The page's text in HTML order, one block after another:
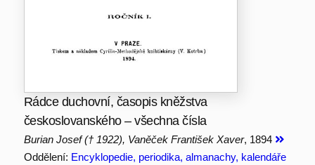
Rádce duchovní, časopis kněžstva
českoslovanského – všechna čísla
Burian Josef († 1922), Vaněček František Xaver, 1894
Oddělení: Encyklopedie, periodika, almanachy, kalendáře